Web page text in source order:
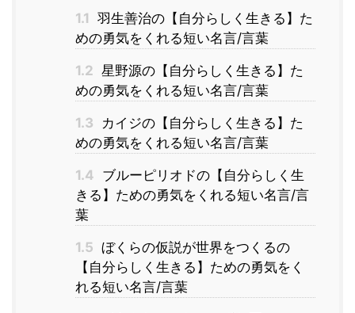
1.1 羽生善治の【自分らしく生きる】た
めの勇気をくれる短い名言/言葉
1.2 星野源の【自分らしく生きる】た
めの勇気をくれる短い名言/言葉
1.3
カイジの【自分らしく生きる】た
めの勇気をくれる短い名言/言葉
1.4 ブルーピリオドの【自分らしく生
きる】ための勇気をくれる短い名言/言
葉
1.5 ぼくらの仮説が世界をつくるの
【自分らしく生きる】ための勇気をく
れる短い名言/言葉